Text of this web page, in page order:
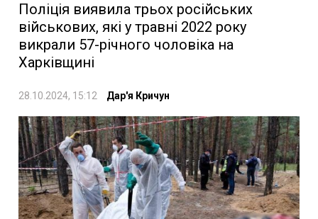
Поліція виявила трьох російських
військових, які у травні 2022 року
викрали 57-річного чоловіка на
Харківщині
28.10.2024, 15:12 Дар'я Кричун